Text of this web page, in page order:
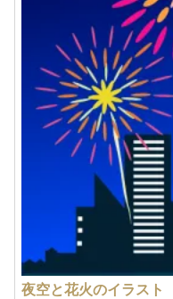
夜空と花火のイラスト